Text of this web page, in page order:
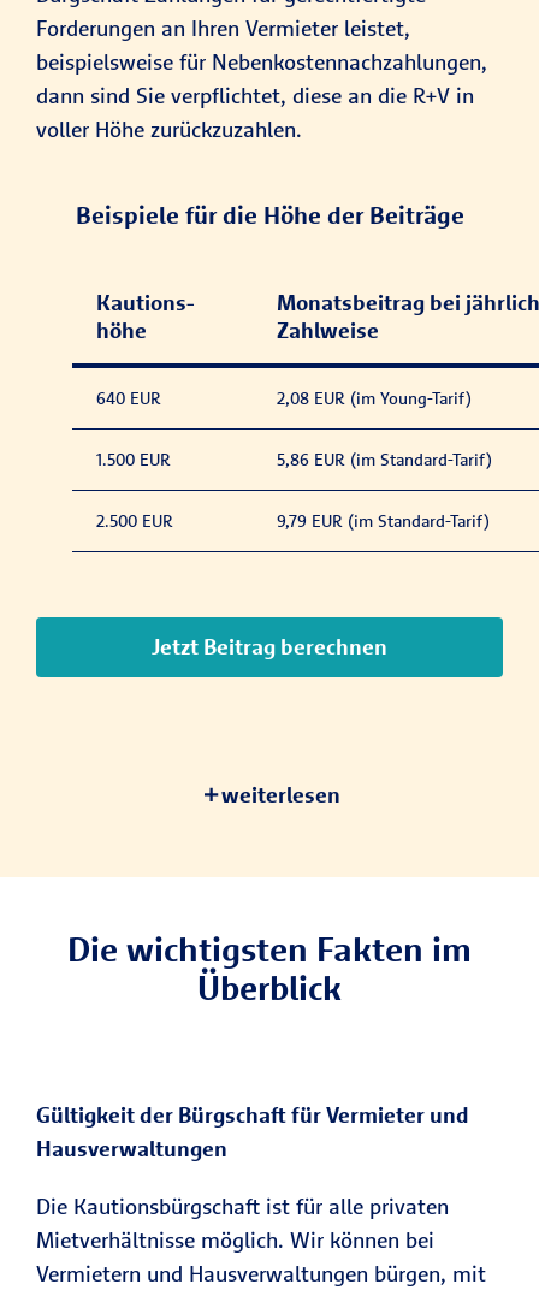
Forderungen an Ihren Vermieter leistet,
beispielsweise für Nebenkostennachzahlungen,
dann sind Sie verpflichtet, diese an die R+V in
voller Höhe zurückzuzahlen.
Beispiele für die Höhe der Beiträge
Kautions­
höhe
Monatsbeitrag bei
Zahlweise
640 EUR 2,08 EUR (im Young-Tarif)
1.500 EUR 5,86 EUR (im Standard-Tarif)
2.500 EUR 9,79 EUR (im Standard-Tarif)
Jetzt Beitrag berechnen
weiterlesen
Die wichtigsten Fakten im
Überblick
Gültigkeit der Bürgschaft für Vermieter und
Hausverwaltungen
Die Kautionsbürgschaft ist für alle privaten
Mietverhältnisse möglich. Wir können bei
Vermietern und Hausverwaltungen bürgen, mit